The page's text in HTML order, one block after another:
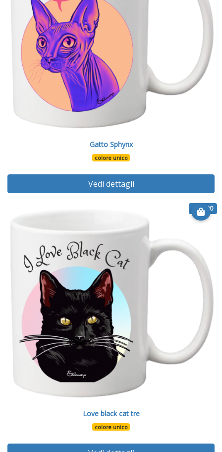
Gatto Sphynx
colore unico
Vedi dettagli
€ 12.90
Love black cat tre
colore unico